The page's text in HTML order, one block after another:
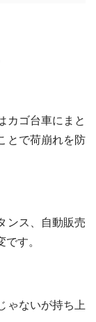
カゴ台車にまと
とで荷崩れを防
ンス、自動販売
す。
ゃないが持ち上